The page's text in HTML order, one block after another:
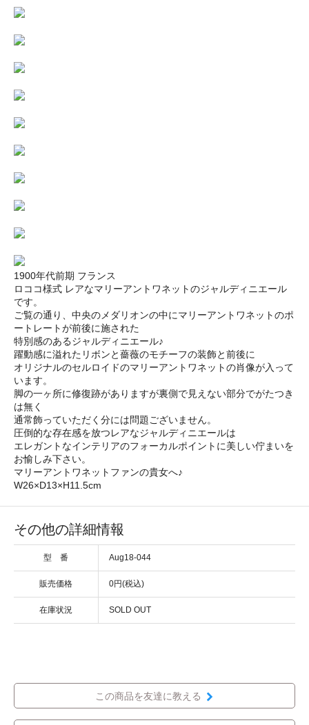
1900年代前期 フランス
ロココ様式 レアなマリーアントワネットのジャルディニエール
です。
ご覧の通り、中央のメダリオンの中にマリーアントワネットのポ
ートレートが前後に施された
特別感のあるジャルディニエール♪
躍動感に溢れたリボンと薔薇のモチーフの装飾と前後に
オリジナルのセルロイドのマリーアントワネットの肖像が入って
います。
脚の一ヶ所に修復跡がありますが裏側で見えない部分でがたつき
は無く
通常飾っていただく分には問題ございません。
圧倒的な存在感を放つレアなジャルディニエールは
エレガントなインテリアのフォーカルポイントに美しい佇まいを
お愉しみ下さい。
マリーアントワネットファンの貴女へ♪
W26×D13×H11.5cm
その他の詳細情報
型 番 Aug18-044
販売価格 0円(税込)
在庫状況 SOLD OUT
この商品を友達に教える